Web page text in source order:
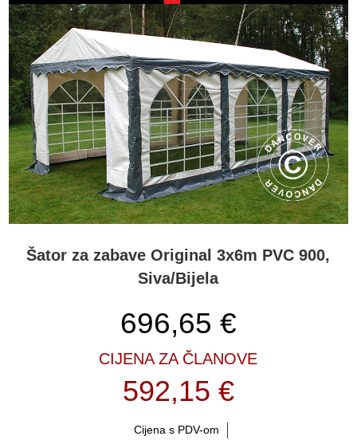
Šator za zabave Original 3x6m PVC 900,
Siva/Bijela
696,65 €
CIJENA ZA ČLANOVE
592,15 €
Cijena s PDV-om